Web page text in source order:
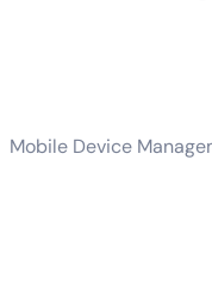
Mobile Device